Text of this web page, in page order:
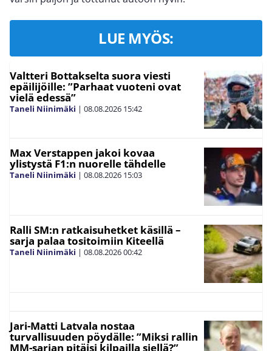
LUE MYÖS:
Valtteri Bottakselta suora viesti
epäilijöille: ”Parhaat vuoteni ovat
vielä edessä”
Taneli Niinimäki | 08.08.2026 15:42
Max Verstappen jakoi kovaa
ylistystä F1:n nuorelle tähdelle
Taneli Niinimäki | 08.08.2026 15:03
Ralli SM:n ratkaisuhetket käsillä –
sarja palaa tositoimiin Kiteellä
Taneli Niinimäki | 08.08.202600:42
Jari-Matti Latvala nostaa
turvallisuuden pöydälle: ”Miksi rallin
MM-sarjan pitäisi kilpailla siellä?”